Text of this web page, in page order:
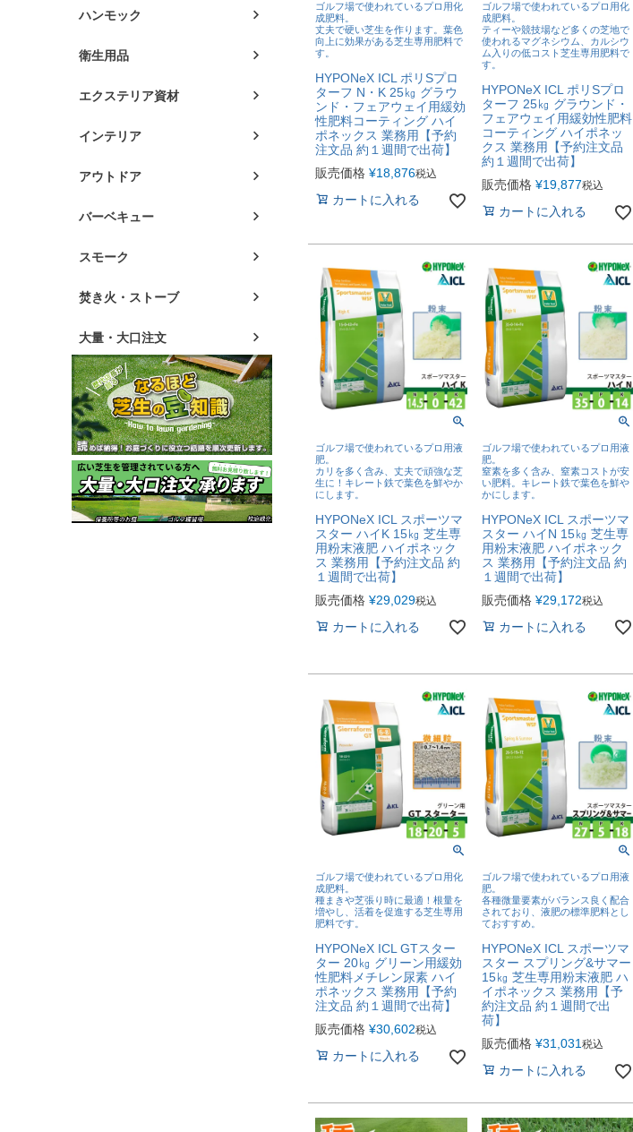
ハンモック
衛生用品
エクステリア資材
インテリア
アウトドア
バーベキュー
スモーク
焚き火・ストーブ
大量・大口注文
ゴルフ場で使われているプロ用化
成肥料。
丈夫で硬い芝生を作ります。葉色
向上に効果がある芝生専用肥料で
す。
HYPONeX ICL ポリSプロ
ターフ N・K 25㎏ グラウ
ンド・フェアウェイ用緩効
性肥料コーティング ハイ
ポネックス 業務用【予約
注文品 約１週間で出荷】
販売価格 ¥18,876税込
カートに入れる
ゴルフ場で使われているプロ用化
成肥料。
ティーや競技場など多くの芝地で
使われるマグネシウム、カルシウ
ム入りの低コスト芝生専用肥料で
す。
HYPONeX ICL ポリSプロ
ターフ 25㎏ グラウンド・
フェアウェイ用緩効性肥料
コーティング ハイポネッ
クス 業務用【予約注文品
約１週間で出荷】
販売価格 ¥19,877税込
カートに入れる
ゴルフ場で使われているプロ用液
肥。
カリを多く含み、丈夫で頑強な芝
生に！キレート鉄で葉色を鮮やか
にします。
HYPONeX ICL スポーツマ
スター ハイK 15㎏ 芝生専
用粉末液肥 ハイポネック
ス 業務用【予約注文品 約
１週間で出荷】
販売価格 ¥29,029税込
カートに入れる
ゴルフ場で使われているプロ用液
肥。
窒素を多く含み、窒素コストが安
い肥料。キレート鉄で葉色を鮮や
かにします。
HYPONeX ICL スポーツマ
スター ハイN 15㎏ 芝生専
用粉末液肥 ハイポネック
ス 業務用【予約注文品 約
１週間で出荷】
販売価格 ¥29,172税込
カートに入れる
ゴルフ場で使われているプロ用化
成肥料。
種まきや芝張り時に最適！根量を
増やし、活着を促進する芝生専用
肥料です。
HYPONeX ICL GTスター
ター 20㎏ グリーン用緩効
性肥料メチレン尿素 ハイ
ポネックス 業務用【予約
注文品 約１週間で出荷】
販売価格 ¥30,602税込
カートに入れる
ゴルフ場で使われているプロ用液
肥。
各種微量要素がバランス良く配合
されており、液肥の標準肥料とし
ておすすめ。
HYPONeX ICL スポーツマ
スター スプリング&サマー
15㎏ 芝生専用粉末液肥 ハ
イポネックス 業務用【予
約注文品 約１週間で出
荷】
販売価格 ¥31,031税込
カートに入れる